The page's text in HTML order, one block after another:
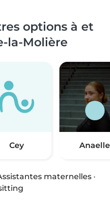
options à et
la-Molière
Cey Anaelle
maternelles ·